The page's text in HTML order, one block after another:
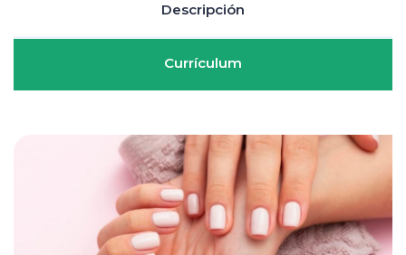
Descripción
Currículum